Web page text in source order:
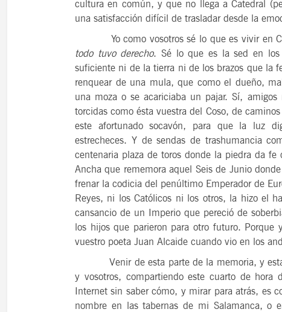
cultura en común, y que no llega a Catedral
una satisfacción difícil de trasladar desde la
Yo como vosotros sé lo que es vivir en
todo tuvo derecho. Sé lo que es la sed en
suficiente ni de la tierra ni de los brazos que la
renquear de una mula, que como el dueño,
una moza o se acariciaba un pajar. Sí,
torcidas como ésta vuestra del Coso, de
este afortunado socavón, para que la luz
estrecheces. Y de sendas de trashumancia
centenaria plaza de toros donde la piedra da
Ancha que rememora aquel Seis de Junio
frenar la codicia del penúltimo Emperador de
Reyes, ni los Católicos ni los otros, la hizo el
cansancio de un Imperio que pereció de
los hijos que parieron para otro futuro.
vuestro poeta Juan Alcaide cuando vio en los
Venir de esta parte de la memoria, y estar
y vosotros, compartiendo este cuarto de
Internet sin saber cómo, y mirar para atrás, es
nombre en las tabernas de mi Salamanca,
VER